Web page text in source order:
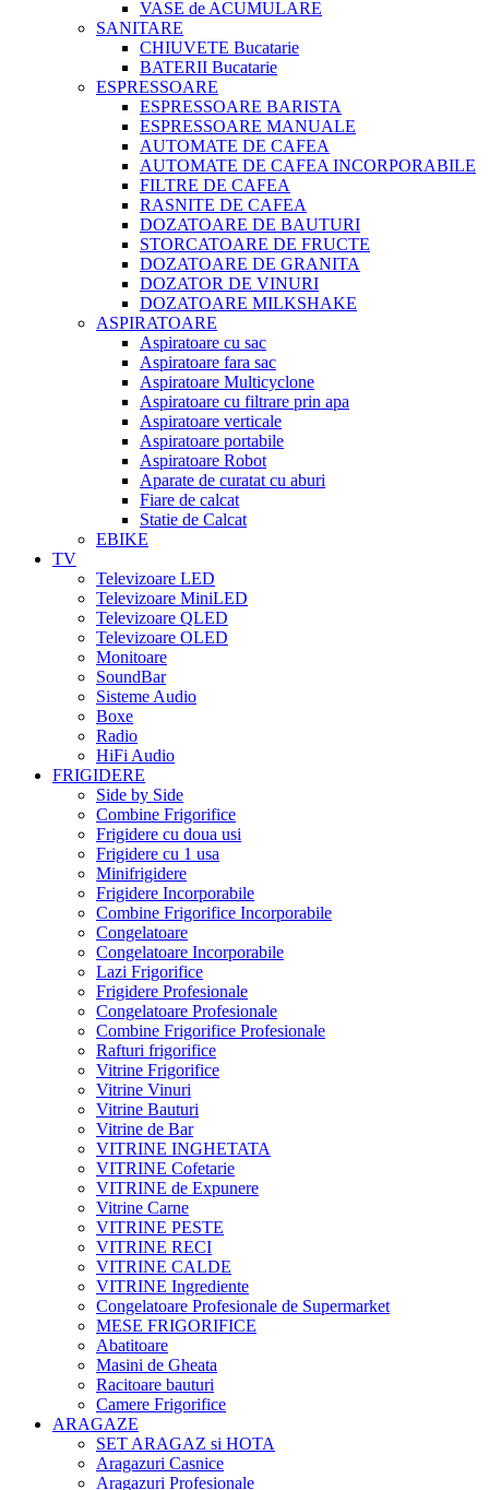
VASE de ACUMULARE
SANITARE
CHIUVETE Bucatarie
BATERII Bucatarie
ESPRESSOARE
ESPRESSOARE BARISTA
ESPRESSOARE MANUALE
AUTOMATE DE CAFEA
AUTOMATE DE CAFEA INCORPORABILE
FILTRE DE CAFEA
RASNITE DE CAFEA
DOZATOARE DE BAUTURI
STORCATOARE DE FRUCTE
DOZATOARE DE GRANITA
DOZATOR DE VINURI
DOZATOARE MILKSHAKE
ASPIRATOARE
Aspiratoare cu sac
Aspiratoare fara sac
Aspiratoare Multicyclone
Aspiratoare cu filtrare prin apa
Aspiratoare verticale
Aspiratoare portabile
Aspiratoare Robot
Aparate de curatat cu aburi
Fiare de calcat
Statie de Calcat
EBIKE
TV
Televizoare LED
Televizoare MiniLED
Televizoare QLED
Televizoare OLED
Monitoare
SoundBar
Sisteme Audio
Boxe
Radio
HiFi Audio
FRIGIDERE
Side by Side
Combine Frigorifice
Frigidere cu doua usi
Frigidere cu 1 usa
Minifrigidere
Frigidere Incorporabile
Combine Frigorifice Incorporabile
Congelatoare
Congelatoare Incorporabile
Lazi Frigorifice
Frigidere Profesionale
Congelatoare Profesionale
Combine Frigorifice Profesionale
Rafturi frigorifice
Vitrine Frigorifice
Vitrine Vinuri
Vitrine Bauturi
Vitrine de Bar
VITRINE INGHETATA
VITRINE Cofetarie
VITRINE de Expunere
Vitrine Carne
VITRINE PESTE
VITRINE RECI
VITRINE CALDE
VITRINE Ingrediente
Congelatoare Profesionale de Supermarket
MESE FRIGORIFICE
Abatitoare
Masini de Gheata
Racitoare bauturi
Camere Frigorifice
ARAGAZE
SET ARAGAZ si HOTA
Aragazuri Casnice
Aragazuri Profesionale